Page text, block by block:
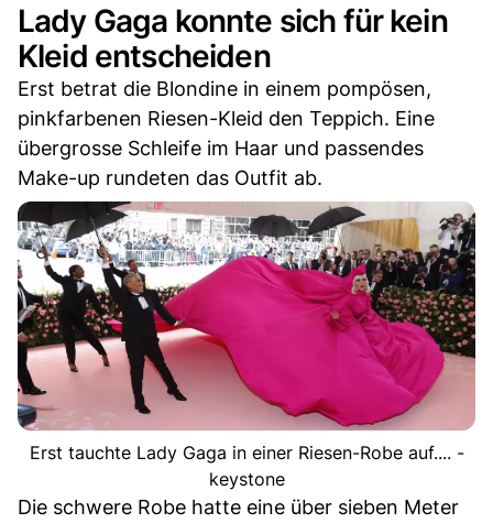
Lady Gaga konnte sich für kein
Kleid entscheiden
Erst betrat die Blondine in einem pompösen,
pinkfarbenen Riesen-Kleid den Teppich. Eine
übergrosse Schleife im Haar und passendes
Make-up rundeten das Outfit ab.
Erst tauchte Lady Gaga in einer Riesen-Robe auf.... -
keystone
Die schwere Robe hatte eine über sieben Meter